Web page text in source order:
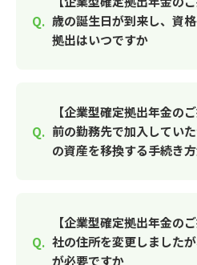
歳の誕生日が到来し、資
拠出はいつですか
【企業型確定拠出年金の
前の勤務先で加入してい
の資産を移換する手続き
【企業型確定拠出年金の
社の住所を変更しました
が必要ですか